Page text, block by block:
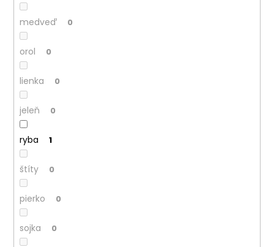
medveď 0
orol 0
lienka 0
jeleň 0
ryba 1
štíty 0
pierko 0
sojka 0